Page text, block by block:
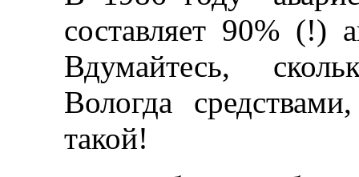
составляет 90% (!)
Вдумайтесь,
Вологда
такой!